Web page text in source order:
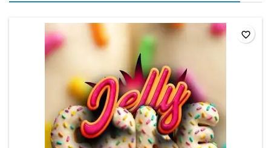
favorite_border